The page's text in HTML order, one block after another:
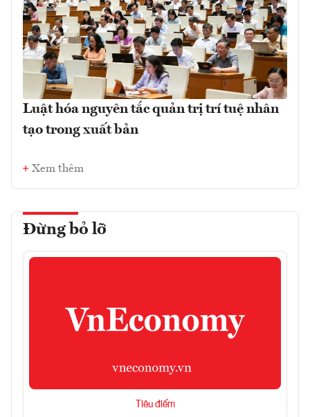
Luật hóa nguyên tắc quản trị trí tuệ nhân
tạo trong xuất bản
Xem thêm
Đừng bỏ lỡ
Tiêu điểm